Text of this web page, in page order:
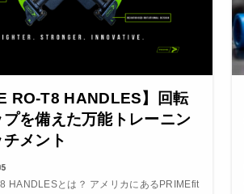
RO-T8 HANDLES】回転
を備えた万能トレーニン
メント
HANDLESとは？ アメリカにあるPRIMEfit